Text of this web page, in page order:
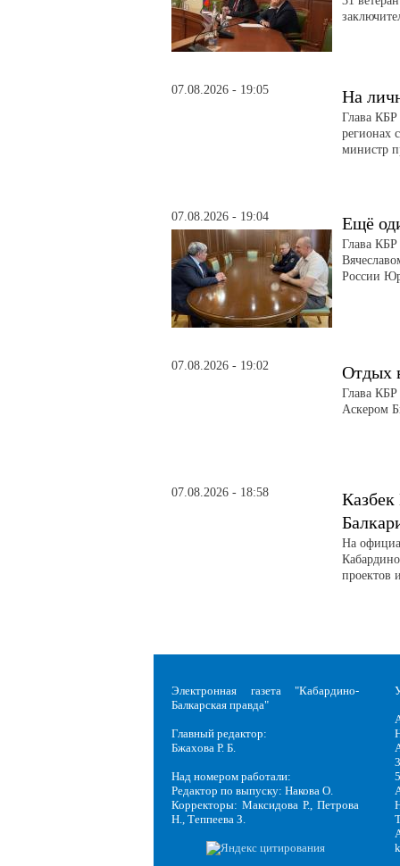
07.08.2026 - 19:05 На
Глава КБР
регионах
министр
07.08.2026 - 19:04 Ещё
Глава КБР
России
07.08.2026 - 19:02 Отдых
Глава КБР
Аскером
07.08.2026 - 18:58
Казбек
На
проектов
Электронная газета "Кабардино-
Балкарская правда"
Главный редактор:
Бжахова Р. Б.
Над номером работали:
Редактор по выпуску: Накова О.
Корректоры: Максидова Р., Петрова
Н., Теппеева З.
5